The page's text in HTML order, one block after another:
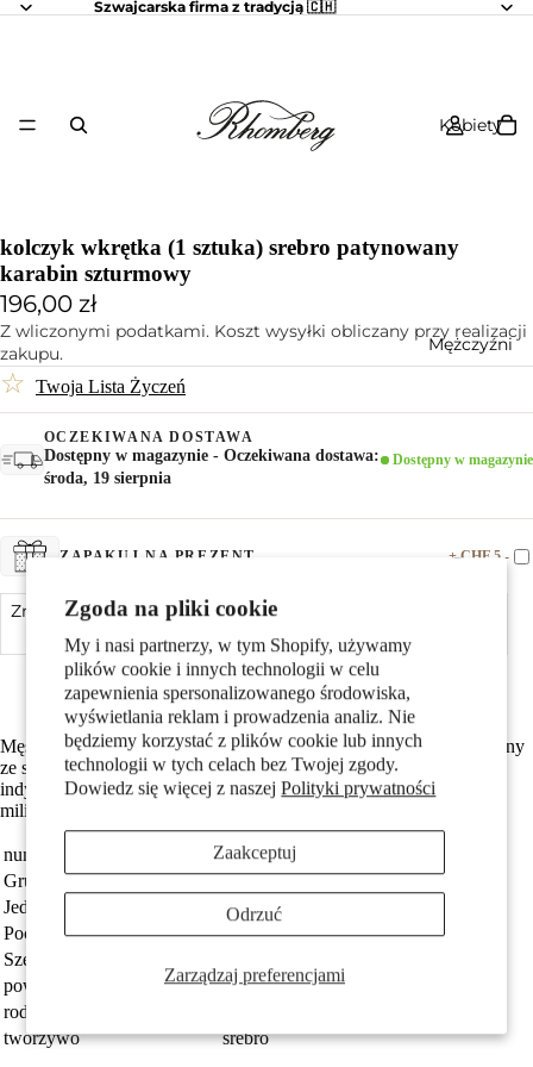
Zgoda na pliki cookie
My i nasi partnerzy, w tym Shopify, używamy
plików cookie i innych technologii w celu
zapewnienia spersonalizowanego środowiska,
wyświetlania reklam i prowadzenia analiz. Nie
będziemy korzystać z plików cookie lub innych
technologii w tych celach bez Twojej zgody.
Dowiedz się więcej z naszejPolityki prywatności
Zarządzaj preferencjami
Zaakceptuj
Odrzuć
Szwajcarska firma z tradycją 🇨🇭
Kobiety
Mężczyźni
Pary
kolczyk wkrętka (1 sztuka) srebro patynowany
karabin szturmowy
196,00 zł
Z wliczonymi podatkami. Koszt wysyłki obliczany przy realizacji
zakupu.
☆ Twoja Lista Życzeń
OCZEKIWANA DOSTAWA
Dostępny w magazynie - Oczekiwana dostawa:
środa, 19 sierpnia
Dostępny w magazynie
ZAPAKUJ NA PREZENT + CHF 5.-
Zmniejsz ilość
Made in Germany
Srebro próby 925 z próbą 925
Męski kolczyk wkrętka w kształcie karabinu szturmowego wykonany
ze srebra. Stylowy i oryginalny dodatek, który podkreśli charakter i
indywidualność. Idealny dla osób ceniących unikatową biżuterię o
militarnym designie. Jeden sztuk w zestawie.
numer zamówienia
510549
Grupa docelowa
Mężczyźni
Jednostka
sztuka
Pochodzenie
Made in Germany
Szerokość
powłoka
patynowany
rodzaj biżuterii
tworzywo
srebro